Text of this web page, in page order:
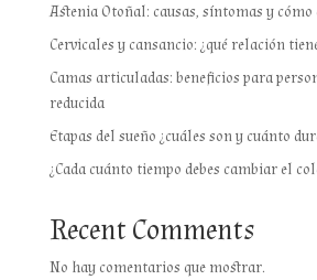
Astenia Otoñal: causas, síntomas y
Cervicales y cansancio: ¿qué relación
Camas articuladas: beneficios para
reducida
Etapas del sueño ¿cuáles son y cuánto
¿Cada cuánto tiempo debes cambiar el
Recent Comments
No hay comentarios que mostrar.